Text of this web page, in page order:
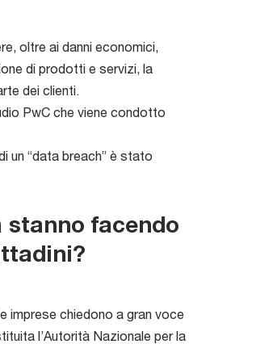
oltre ai danni economici,
di prodotti e servizi, la
dei clienti.
PwC che viene condotto
un “data breach” è stato
facendo
imprese chiedono a gran voce
l’Autorità Nazionale per la